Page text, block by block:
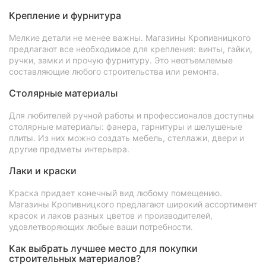
Крепление и фурнитура
Мелкие детали не менее важны. Магазины Кропивницкого
предлагают все необходимое для крепления: винты, гайки,
ручки, замки и прочую фурнитуру. Это неотъемлемые
составляющие любого строительства или ремонта.
Столярные материалы
Для любителей ручной работы и профессионалов доступны
столярные материалы: фанера, гарнитуры и шелушеные
плиты. Из них можно создать мебель, стеллажи, двери и
другие предметы интерьера.
Лаки и краски
Краска придает конечный вид любому помещению.
Магазины Кропивницкого предлагают широкий ассортимент
красок и лаков разных цветов и производителей,
удовлетворяющих любые ваши потребности.
Как выбрать лучшее место для покупки
строительных материалов?